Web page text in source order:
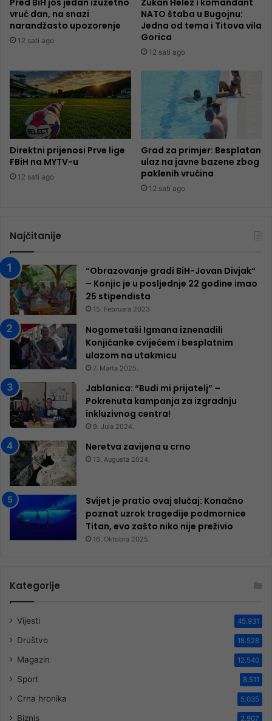
vruć dan, na snazi
narandžasto upozorenje
12 sati ago
NATO štaba u Bugojnu:
Jedna od tema i Titova vila
Gorica
12 sati ago
Direktni prijenosi Prve lige
FBiH na MYTV-u
12 sati ago
Grad za primjer: Besplatan
ulaz na javne bazene zbog
paklenih vrućina
12 sati ago
Najčitanije
“Obrazovanje gradi BiH-Jovan Divjak“
– Konjic je u posljednje 22 godine imao
25 ​​stipendista
15. Februara 2023.
Nogometaši Igmana iznenadili
Konjičanke cvijećem i besplatnim
ulazom na utakmicu
7. Marta 2025.
Jablanica: “Budi mi prijatelj” –
Pokrenuta kampanja za izgradnju
inkluzivnog centra!
9. Jula 2024.
Neretva zavijena u crno
13. Augusta 2024.
Svijet je pratio ovaj slučaj: Konačno
poznat uzrok tragedije podmornice
Titan, evo zašto niko nije preživio
16. Oktobra 2025.
Kategorije
Vijesti 45.931
Društvo 18.528
Magazin 12.540
Sport 8.511
Crna hronika 5.035
Biznis 2.907